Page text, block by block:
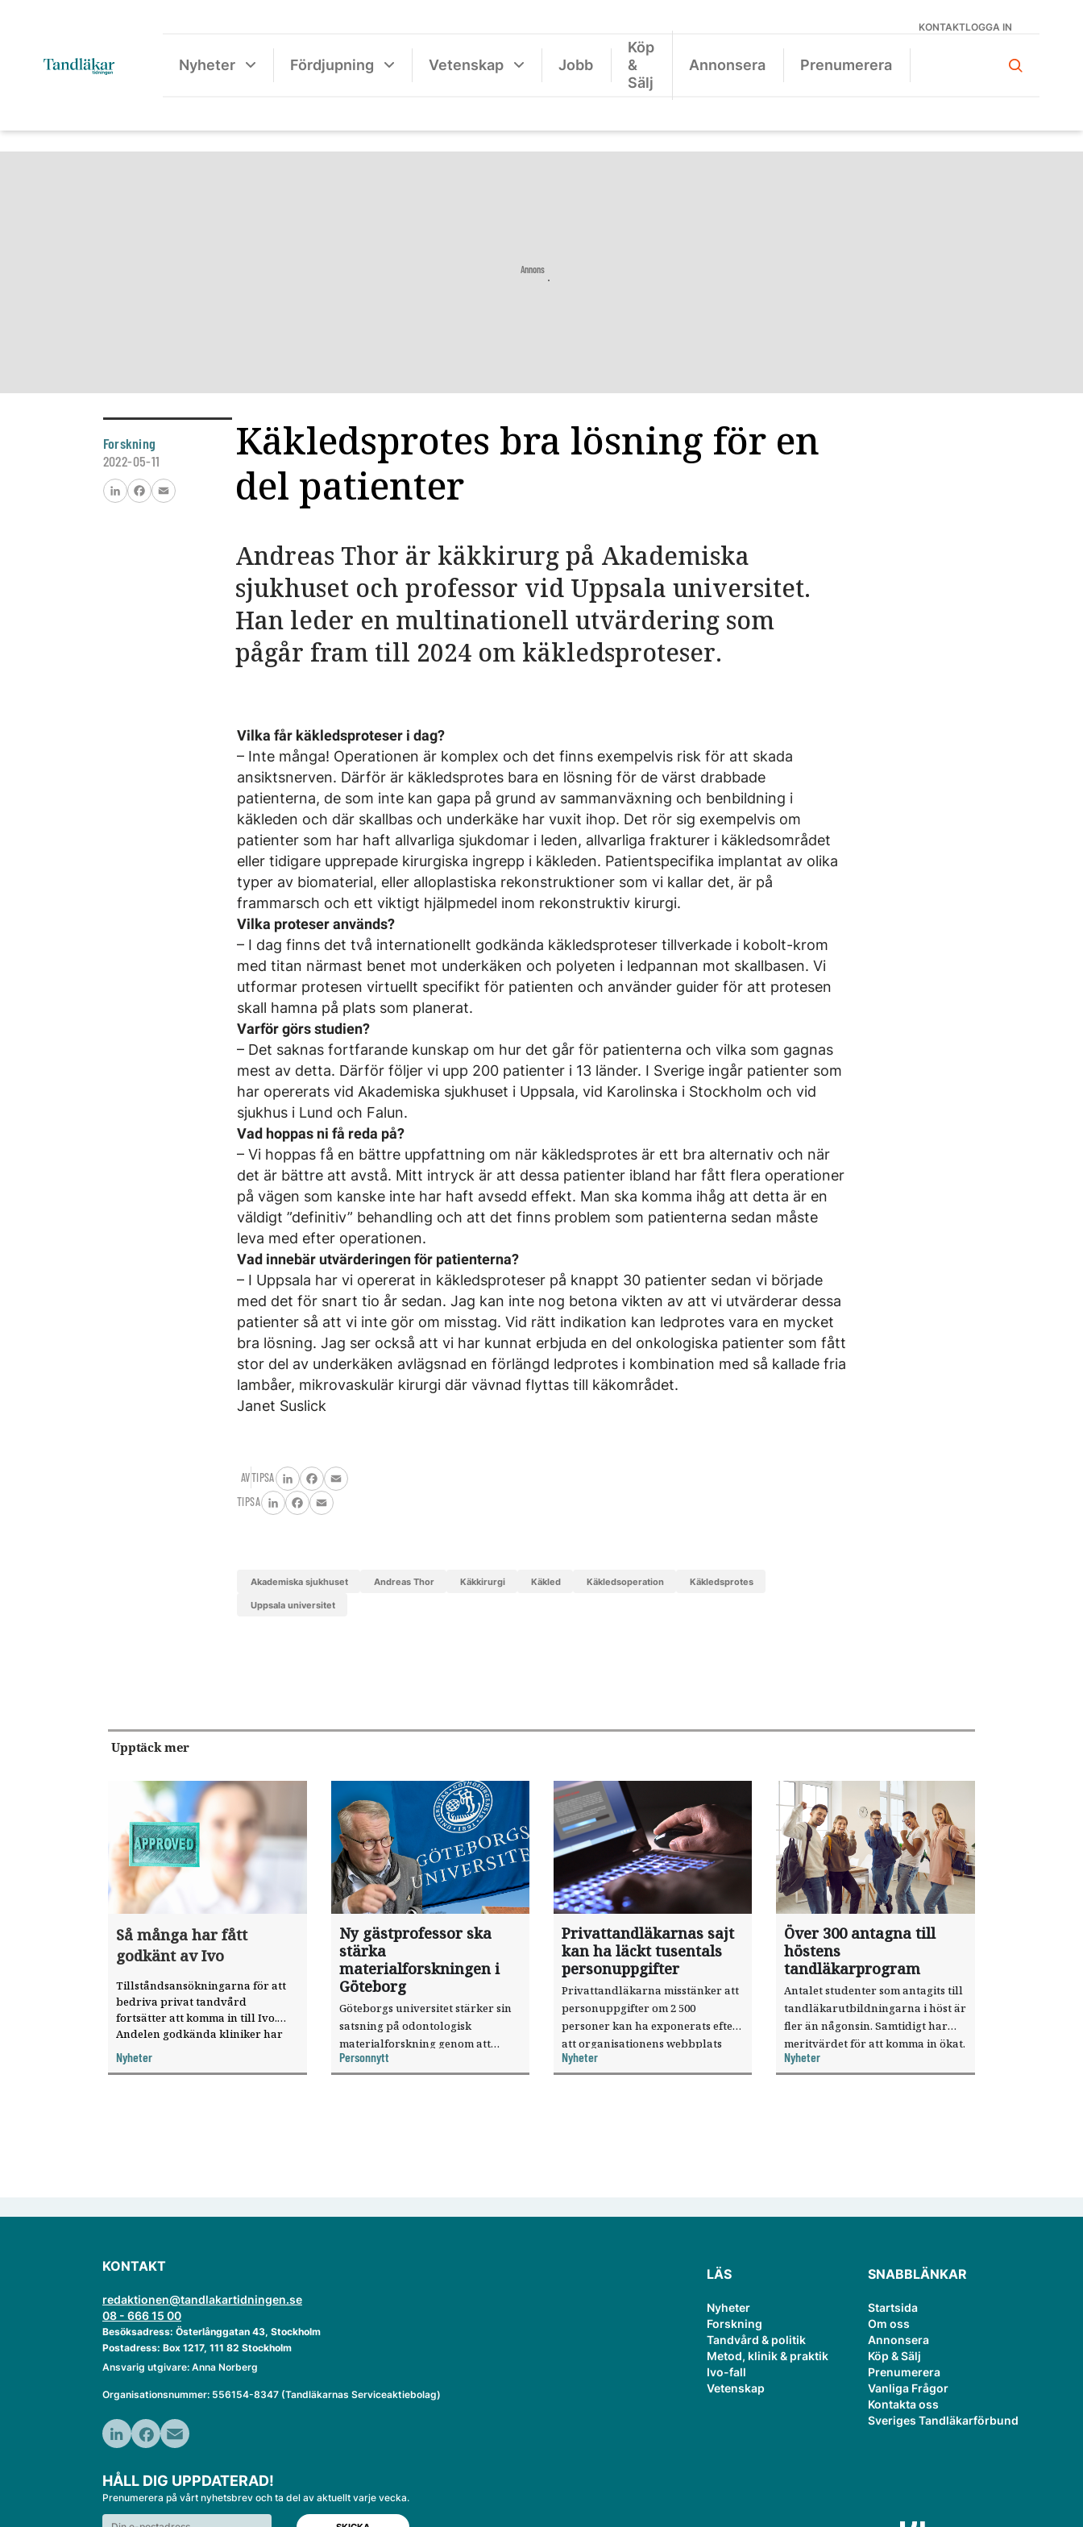
KONTAKTLOGGA IN
Nyheter Fördjupning Vetenskap Jobb
Köp
&
Sälj
Annonsera Prenumerera
Annons
Forskning
2022-05-11
FacebookEmail
Käkledsprotes bra lösning för en
del patienter
Andreas Thor är käkkirurg på Akademiska
sjukhuset och professor vid Uppsala universitet.
Han leder en multinationell utvärdering som
pågår fram till 2024 om käkledsproteser.
Vilka får käkledsproteser i dag?
– Inte många! Operationen är komplex och det finns exempelvis risk för att skada
ansiktsnerven. Därför är käkledsprotes bara en lösning för de värst drabbade
patienterna, de som inte kan gapa på grund av sammanväxning och benbildning i
käkleden och där skallbas och underkäke har vuxit ihop. Det rör sig exempelvis om
patienter som har haft allvarliga sjukdomar i leden, allvarliga frakturer i käkledsområdet
eller tidigare upprepade kirurgiska ingrepp i käkleden. Patientspecifika implantat av olika
typer av biomaterial, eller alloplastiska rekonstruktioner som vi kallar det, är på
frammarsch och ett viktigt hjälpmedel inom rekonstruktiv kirurgi.
Vilka proteser används?
– I dag finns det två internationellt godkända käkledsproteser tillverkade i kobolt-krom
med titan närmast benet mot underkäken och polyeten i ledpannan mot skallbasen. Vi
utformar protesen virtuellt specifikt för patienten och använder guider för att protesen
skall hamna på plats som planerat.
Varför görs studien?
– Det saknas fortfarande kunskap om hur det går för patienterna och vilka som gagnas
mest av detta. Därför följer vi upp 200 patienter i 13 länder. I Sverige ingår patienter som
har opererats vid Akademiska sjukhuset i Uppsala, vid Karolinska i Stockholm och vid
sjukhus i Lund och Falun.
Vad hoppas ni få reda på?
– Vi hoppas få en bättre uppfattning om när käkledsprotes är ett bra alternativ och när
det är bättre att avstå. Mitt intryck är att dessa patienter ibland har fått flera operationer
på vägen som kanske inte har haft avsedd effekt. Man ska komma ihåg att detta är en
väldigt ”definitiv” behandling och att det finns problem som patienterna sedan måste
leva med efter operationen.
Vad innebär utvärderingen för patienterna?
– I Uppsala har vi opererat in käkledsproteser på knappt 30 patienter sedan vi började
med det för snart tio år sedan. Jag kan inte nog betona vikten av att vi utvärderar dessa
patienter så att vi inte gör om misstag. Vid rätt indikation kan ledprotes vara en mycket
bra lösning. Jag ser också att vi har kunnat erbjuda en del onkologiska patienter som fått
stor del av underkäken avlägsnad en förlängd ledprotes i kombination med så kallade fria
lambåer, mikrovaskulär kirurgi där vävnad flyttas till käkområdet.
Janet Suslick
AVTIPSA
LinkedInFacebook
Email
TIPSA
LinkedInFacebook
Email
Akademiska sjukhuset Andreas Thor käkkirurgi käkled käkledsoperation käkledsprotes
Uppsala universitet
Upptäck mer
Så många har fått
godkänt av Ivo
Tillståndsansökningarna för att
bedriva privat tandvård
fortsätter att komma in till Ivo.
Andelen godkända kliniker har
Nyheter
Ny gästprofessor ska
stärka
materialforskningen i
Göteborg
Göteborgs universitet stärker sin
satsning på odontologisk
materialforskning genom att
knyta forskaren Pekka Vallittu till
verksamheten som gästprofessor.
Personnytt
Privattandläkarnas sajt
kan ha läckt tusentals
personuppgifter
Privattandläkarna misstänker att
personuppgifter om 2 500
personer kan ha exponerats efter
att organisationens webbplats
utnyttjats genom en sårbarhet i ett
publiceringsverktyg.
Nyheter
Över 300 antagna till
höstens
tandläkarprogram
Antalet studenter som antagits till
tandläkarutbildningarna i höst är
fler än någonsin. Samtidigt har
meritvärdet för att komma in ökat.
Nyheter
KONTAKT
redaktionen@tandlakartidningen.se
08 - 666 15 00
Besöksadress: Österlånggatan 43, Stockholm
Postadress: Box 1217, 111 82 Stockholm
Ansvarig utgivare: Anna Norberg
Organisationsnummer: 556154-8347 (Tandläkarnas Serviceaktiebolag)
HÅLL DIG UPPDATERAD!
Prenumerera på vårt nyhetsbrev och ta del av aktuellt varje vecka.
LÄS
Nyheter
Forskning
Tandvård & politik
Metod, klinik & praktik
Ivo-fall
Vetenskap
SNABBLÄNKAR
Startsida
Om oss
Annonsera
Köp & Sälj
Prenumerera
Vanliga Frågor
Kontakta oss
Sveriges Tandläkarförbund